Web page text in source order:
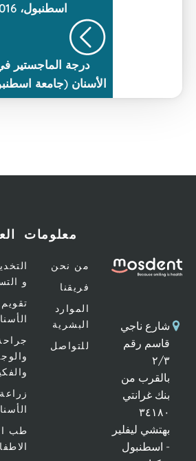
اسطنبول، 2016)
درجة الماجستير في تقويم
الأسنان (جامعة اسطنبول، 2022)
ناجي
رقم
من
غرانتي
ليفلير
معلومات
من نحن
البشرية
للتواصل
العلاجات
التخدير العام
و التسكين
الأسنان
جراحة الفم
طب اسنان